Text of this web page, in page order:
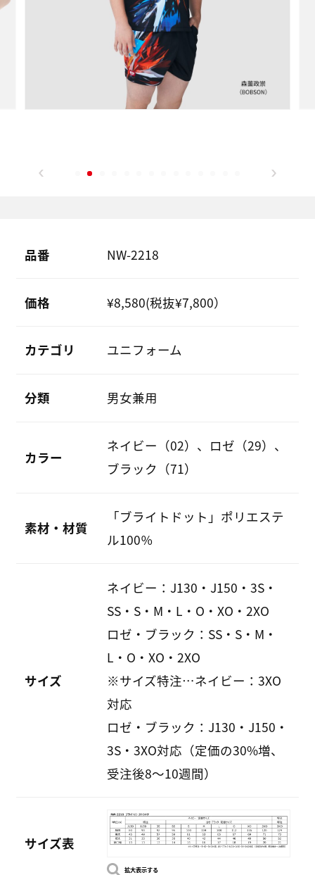
品番 NW-2218
価格 ¥8,580(税抜¥7,800）
カテゴリ ユニフォーム
分類 男女兼用
カラー
ネイビー（02）、ロゼ（29）、
ブラック（71）
素材・材質
「ブライトドット」ポリエステ
ル100％
サイズ
ネイビー：J130・J150・3S・
SS・S・M・L・O・XO・2XO
ロゼ・ブラック：SS・S・M・
L・O・XO・2XO
※サイズ特注…ネイビー：3XO
対応
ロゼ・ブラック：J130・J150・
3S・3XO対応（定価の30%増、
受注後8～10週間）
サイズ表
拡大表示する